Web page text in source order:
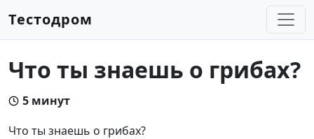
Тестодром
Что ты знаешь о грибах?
5 минут
Что ты знаешь о грибах?